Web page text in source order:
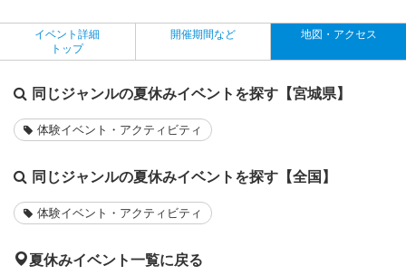
イベント詳細
トップ
開催期間など 地図・アクセス
同じジャンルの夏休みイベントを探す【宮城県】
体験イベント・アクティビティ
同じジャンルの夏休みイベントを探す【全国】
体験イベント・アクティビティ
夏休みイベント一覧に戻る